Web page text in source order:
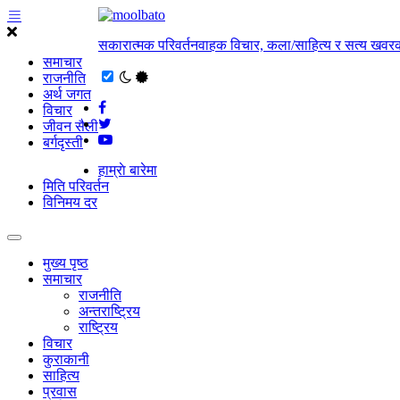
समाचार
राजनीति
अर्थ जगत
विचार
जीवन सैली
बर्गदृस्ती
सकारात्मक परिवर्तनवाहक विचार, कला/साहित्य र सत्य
हाम्राे बारेमा
मिति परिवर्तन
विनिमय दर
मुख्य पृष्ठ
समाचार
राजनीति
अन्तराष्ट्रिय
राष्ट्रिय
विचार
कुराकानी
साहित्य
प्रवास